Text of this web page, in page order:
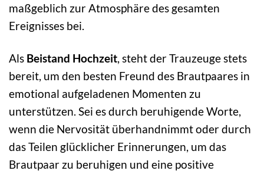
maßgeblich zur Atmosphäre des gesamten
Ereignisses bei.
Als Beistand Hochzeit, steht der Trauzeuge stets
bereit, um den besten Freund des Brautpaares in
emotional aufgeladenen Momenten zu
unterstützen. Sei es durch beruhigende Worte,
wenn die Nervosität überhandnimmt oder durch
das Teilen glücklicher Erinnerungen, um das
Brautpaar zu beruhigen und eine positive